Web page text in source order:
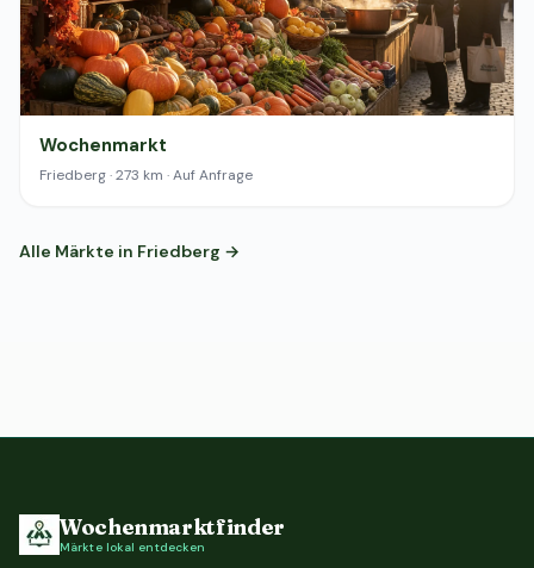
Wochenmarkt
Friedberg · 273 km · Auf Anfrage
Alle Märkte in Friedberg →
Wochenmarktfinder
Märkte lokal entdecken